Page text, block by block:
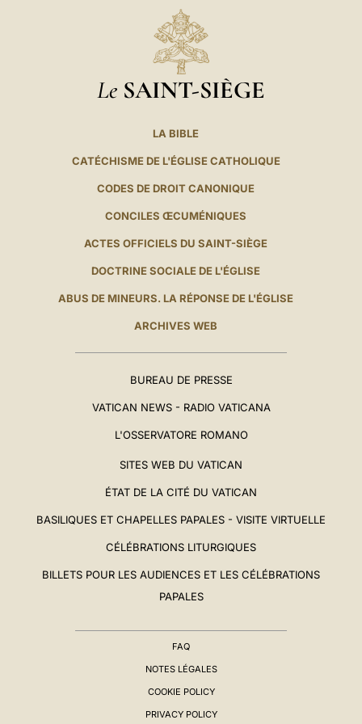
Le SAINT-SIÈGE
LA BIBLE
CATÉCHISME DE L'ÉGLISE CATHOLIQUE
CODES DE DROIT CANONIQUE
CONCILES ŒCUMÉNIQUES
ACTES OFFICIELS DU SAINT-SIÈGE
DOCTRINE SOCIALE DE L'ÉGLISE
ABUS DE MINEURS. LA RÉPONSE DE L'ÉGLISE
ARCHIVES WEB
BUREAU DE PRESSE
VATICAN NEWS - RADIO VATICANA
L'OSSERVATORE ROMANO
SITES WEB DU VATICAN
ÉTAT DE LA CITÉ DU VATICAN
BASILIQUES ET CHAPELLES PAPALES - VISITE VIRTUELLE
CÉLÉBRATIONS LITURGIQUES
BILLETS POUR LES AUDIENCES ET LES CÉLÉBRATIONS
PAPALES
FAQ
NOTES LÉGALES
COOKIE POLICY
PRIVACY POLICY